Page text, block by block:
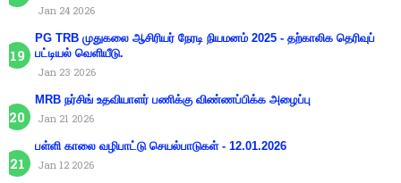
Jan 24 2026
PG TRB முதுகலை ஆசிரியர் நேரடி நியமனம் 2025 - தற்காலிக தெரிவுப்
பட்டியல் வெளியீடு.
Jan 23 2026
MRB நர்சிங் உதவியாளர் பணிக்கு விண்ணப்பிக்க அழைப்பு
Jan 21 2026
பள்ளி காலை வழிபாட்டு செயல்பாடுகள் - 12.01.2026
Jan 12 2026